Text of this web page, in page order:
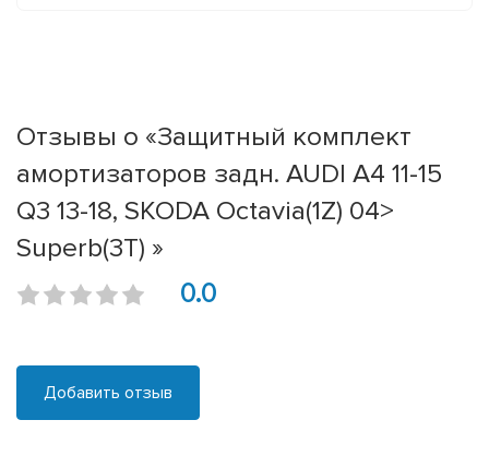
Отзывы о «Защитный комплект
амортизаторов задн. AUDI A4 11-15
Q3 13-18, SKODA Octavia(1Z) 04>
Superb(3T) »
0.0
Добавить отзыв